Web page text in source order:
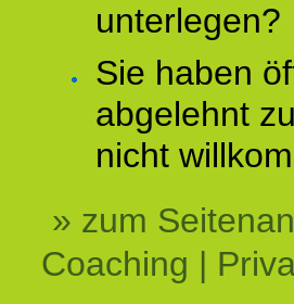
unterlegen?
Sie haben
abgelehnt
nicht
» zum
Coaching |